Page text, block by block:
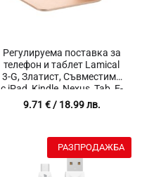
Регулируема поставка за
телефон и таблет Lamical
3-G, Златист, Съвместима
с iPad, Kindle, Nexus, Tab, E-
Reader, Xiaomi, Samsung (4-
10″), Настолна
9.71 €/ 18.99 лв.
РАЗПРОДАЖБА